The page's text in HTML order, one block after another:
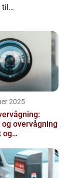
til
2025
overvågning
og